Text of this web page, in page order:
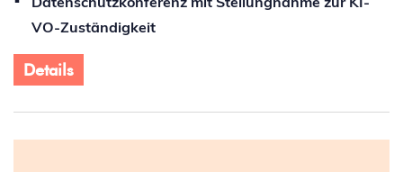
VO-Zuständigkeit
Details